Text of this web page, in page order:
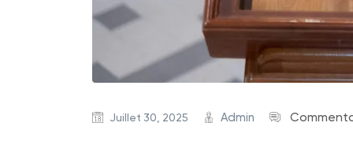
Juillet 30, 2025 Admin